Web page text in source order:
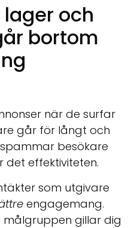
och
bortom
när de surfar
går för långt och
besökare
det effektiviteten.
som utgivare
engagemang.
gillar dig